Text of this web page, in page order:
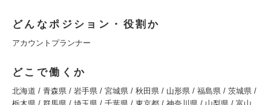
どんなポジション・役割か
アカウントプランナー
どこで働くか
北海道 / 青森県 / 岩手県 / 宮城県 / 秋田県 / 山形県 / 福島県 / 茨城県 /